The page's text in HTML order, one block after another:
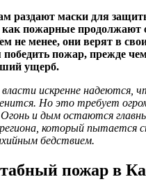
раздают маски для
как пожарные продолжают
не менее, они верят в
победить пожар, прежде
ущерб.
искренне надеются,
Но это требует
Огонь и дым остаются
региона, который пытается
бедствием.
пожар в